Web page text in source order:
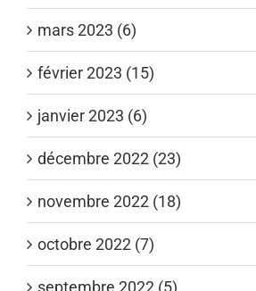
mars 2023 (6)
février 2023 (15)
janvier 2023 (6)
décembre 2022 (23)
novembre 2022 (18)
octobre 2022 (7)
septembre 2022 (5)